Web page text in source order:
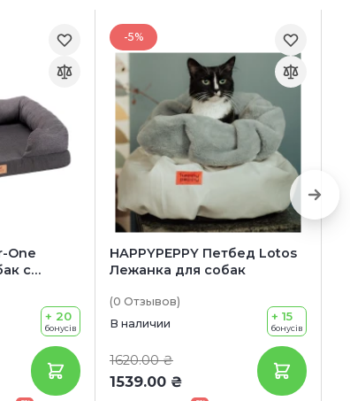
One
с
+ 20
бонусів
-5%
HAPPYPEPPY Петбед Lotos
Лежанка для собак
(0 Отзывов)
В наличии
1620.00 ₴
1539.00 ₴
+ 15
бонусів